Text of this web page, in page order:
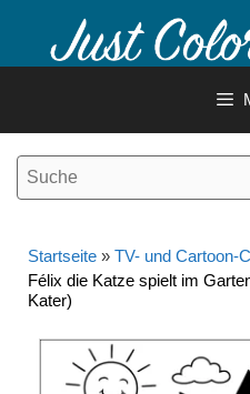
Inhalt
Startseite » TV- und Cartoon-
Félix die Katze spielt im
Kater)